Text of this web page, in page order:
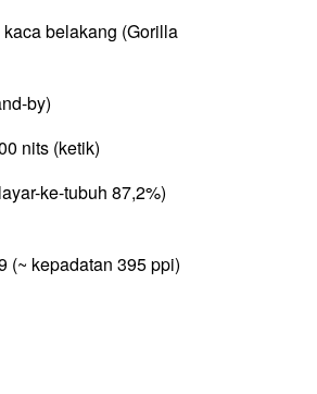
belakang (Gorilla
by)
nits (ketik)
ke-tubuh 87,2%)
(~ kepadatan 395 ppi)